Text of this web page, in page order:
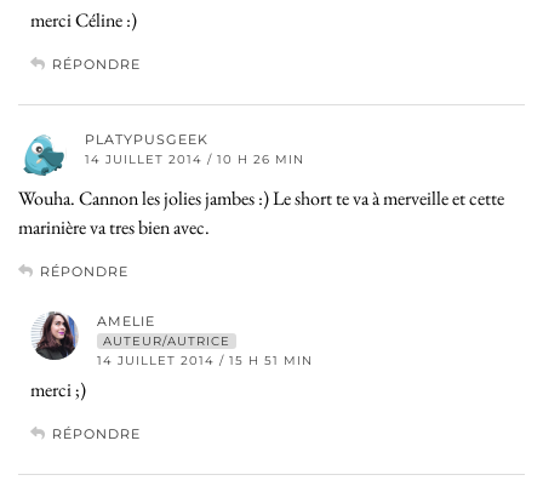
merci Céline :)
RÉPONDRE
PLATYPUSGEEK
14 JUILLET 2014 / 10 H 26 MIN
Wouha. Cannon les jolies jambes :) Le short te va à merveille et cette
marinière va tres bien avec.
RÉPONDRE
AMELIE
AUTEUR/AUTRICE
14 JUILLET 2014 / 15 H 51 MIN
merci ;)
RÉPONDRE